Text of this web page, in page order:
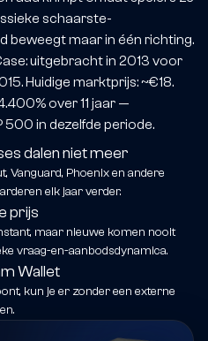
schaarste-
beweegt maar in één richting.
uitgebracht in 2013 voor
Huidige marktprijs: ~€18.
over 11 jaar —
500 in dezelfde periode.
dalen niet meer
Vanguard, Phoenix en andere
elk jaar verder.
prijs
maar nieuwe komen nooit
vraag-en-aanbodsdynamica.
Wallet
kun je er zonder een externe